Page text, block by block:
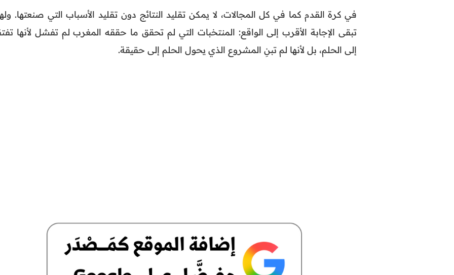
في كرة القدم كما في كل المجالات، لا يمكن تقليد النتائج دون تقليد الأسباب التي صنعتها.
تبقى الإجابة الأقرب إلى الواقع: المنتخبات التي لم تحقق ما حققه المغرب لم تفشل لأنها
إلى الحلم، بل لأنها لم تبنِ المشروع الذي يحول الحلم إلى حقيقة.